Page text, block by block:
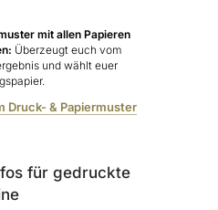
mit allen Papieren
Überzeugt euch vom
und wählt euer
Druck- & Papiermuster
für gedruckte